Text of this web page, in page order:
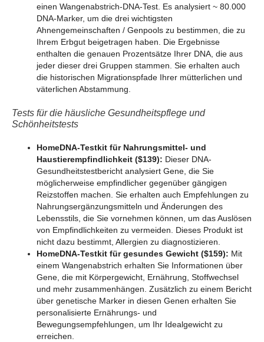
einen Wangenabstrich-DNA-Test. Es analysiert ~ 80.000
DNA-Marker, um die drei wichtigsten
Ahnengemeinschaften / Genpools zu bestimmen, die zu
Ihrem Erbgut beigetragen haben. Die Ergebnisse
enthalten die genauen Prozentsätze Ihrer DNA, die aus
jeder dieser drei Gruppen stammen. Sie erhalten auch
die historischen Migrationspfade Ihrer mütterlichen und
väterlichen Abstammung.
Tests für die häusliche Gesundheitspflege und
Schönheitstests
HomeDNA-Testkit für Nahrungsmittel- und
Haustierempfindlichkeit ($139): Dieser DNA-
Gesundheitstestbericht analysiert Gene, die Sie
möglicherweise empfindlicher gegenüber gängigen
Reizstoffen machen. Sie erhalten auch Empfehlungen zu
Nahrungsergänzungsmitteln und Änderungen des
Lebensstils, die Sie vornehmen können, um das Auslösen
von Empfindlichkeiten zu vermeiden. Dieses Produkt ist
nicht dazu bestimmt, Allergien zu diagnostizieren.
HomeDNA-Testkit für gesundes Gewicht ($159): Mit
einem Wangenabstrich erhalten Sie Informationen über
Gene, die mit Körpergewicht, Ernährung, Stoffwechsel
und mehr zusammenhängen. Zusätzlich zu einem Bericht
über genetische Marker in diesen Genen erhalten Sie
personalisierte Ernährungs- und
Bewegungsempfehlungen, um Ihr Idealgewicht zu
erreichen.